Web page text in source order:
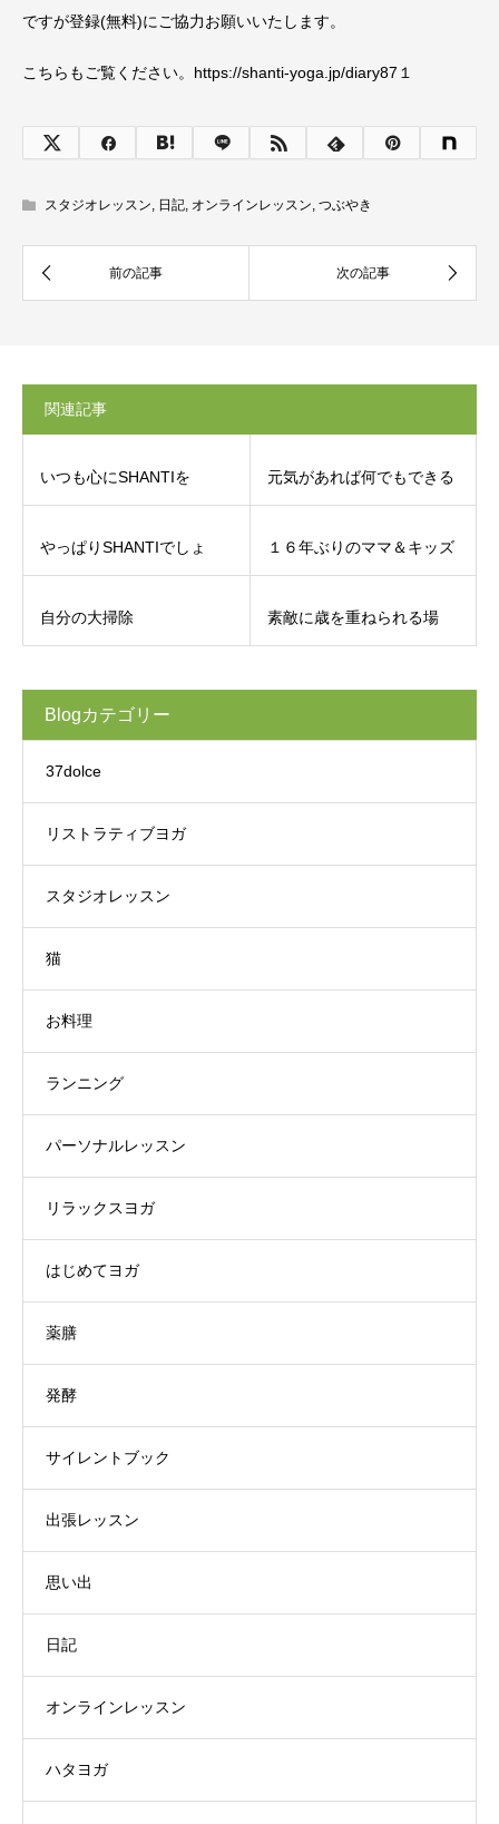
ですが登録(無料)にご協力お願いいたします。
こちらもご覧ください。https://shanti-yoga.jp/diary87１
スタジオレッスン, 日記, オンラインレッスン, つぶやき
関連記事
いつも心にSHANTIを 元気があれば何でもできる
やっぱりSHANTIでしょ １６年ぶりのママ＆キッズ
自分の大掃除 素敵に歳を重ねられる場
Blogカテゴリー
37dolce
リストラティブヨガ
スタジオレッスン
猫
お料理
ランニング
パーソナルレッスン
リラックスヨガ
はじめてヨガ
薬膳
発酵
サイレントブック
出張レッスン
思い出
日記
オンラインレッスン
ハタヨガ